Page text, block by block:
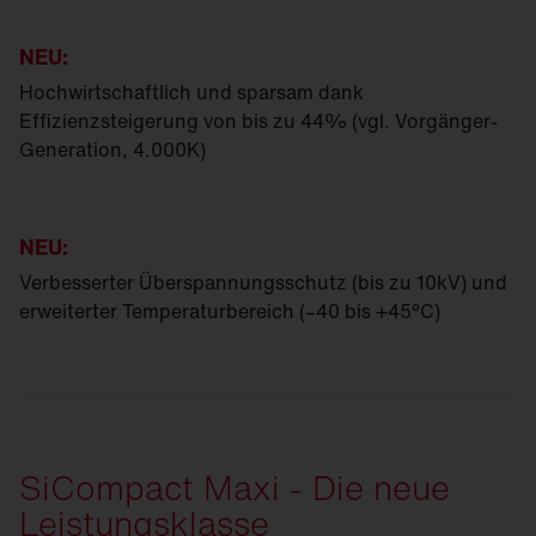
NEU:
Hochwirtschaftlich und sparsam dank
Effizienzsteigerung von bis zu 44% (vgl. Vorgänger-
Generation, 4.000K)
NEU:
Verbesserter Überspannungsschutz (bis zu 10kV) und
erweiterter Temperaturbereich (–40 bis +45°C)
SiCompact Maxi - Die neue
Leistungsklasse